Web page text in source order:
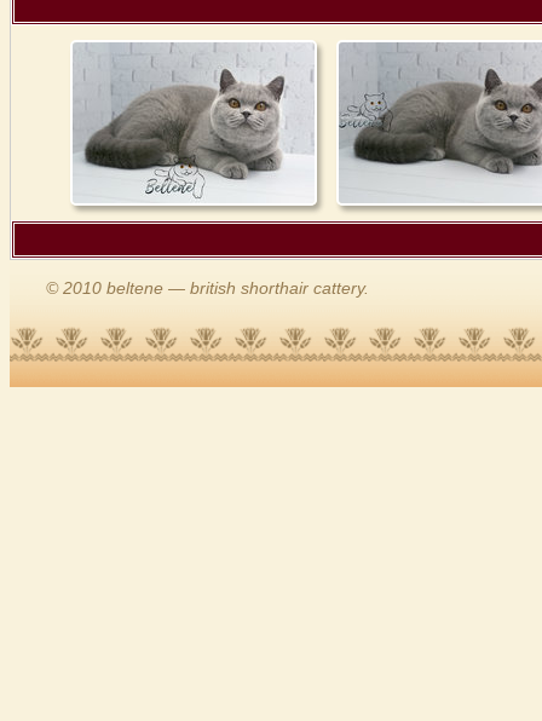
© 2010 beltene — british shorthair cattery.